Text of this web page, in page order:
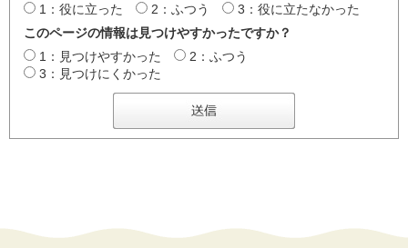
1：役に立った
2：ふつう
3：役に立たなかった
このページの情報は見つけやすかったですか？
1：見つけやすかった
2：ふつう
3：見つけにくかった